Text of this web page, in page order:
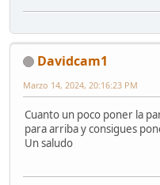
Davidcam1
Marzo 14, 2024, 20:16:23 PM
Cuanto un poco poner la
para arriba y consigues
Un saludo